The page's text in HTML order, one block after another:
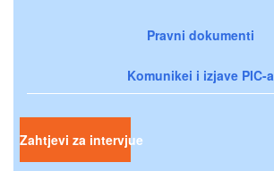
Pravni dokumenti
Komunikei i izjave PIC-a
Zahtjevi za intervjue